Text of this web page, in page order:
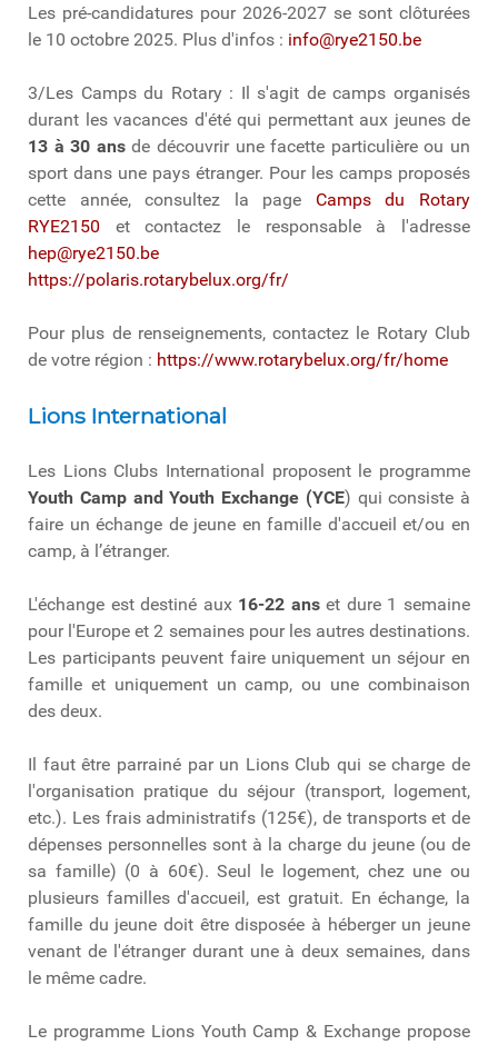
Les pré-candidatures pour 2026-2027 se sont clôturées
le 10 octobre 2025. Plus d'infos : info@rye2150.be
3/Les Camps du Rotary : Il s'agit de camps organisés
durant les vacances d'été qui permettant aux jeunes de
13 à 30 ansde découvrir une facette particulière ou un
sport dans une pays étranger. Pour les camps proposés
cette année, consultez la page Camps du Rotary
RYE2150 et contactez le responsable à l'adresse
hep@rye2150.be
https://polaris.rotarybelux.org/fr/
Pour plus de renseignements, contactez le Rotary Club
de votre région : https://www.rotarybelux.org/fr/home
Lions International
Les Lions Clubs International proposent le programme
Youth Camp and Youth Exchange (YCE) qui consiste à
faire un échange de jeune en famille d'accueil et/ou en
camp, à l’étranger.
L'échange est destiné aux 16-22 anset dure 1 semaine
pour l'Europe et 2 semaines pour les autres destinations.
Les participants peuvent faire uniquement un séjour en
famille et uniquement un camp, ou une combinaison
des deux.
Il faut être parrainé par un Lions Club qui se charge de
l'organisation pratique du séjour (transport, logement,
etc.). Les frais administratifs (125€), de transports et de
dépenses personnelles sont à la charge du jeune (ou de
sa famille) (0 à 60€). Seul le logement, chez une ou
plusieurs familles d'accueil, est gratuit. En échange, la
famille du jeune doit être disposée à héberger un jeune
venant de l'étranger durant une à deux semaines, dans
le même cadre.
Le programme Lions Youth Camp & Exchange propose